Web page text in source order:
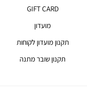
GIFT CARD
מועדון
תקנון מועדון לקוחות
תקנון שובר מתנה